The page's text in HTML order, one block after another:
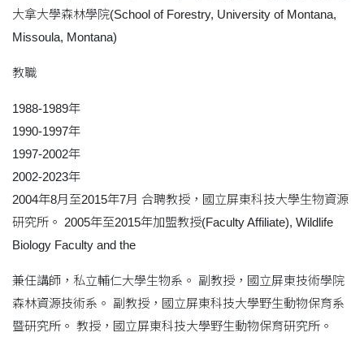
大拿大學森林學院(School of Forestry, University of Montana,
Missoula, Montana)
教職
1988-1989年
1990-1997年
1997-2002年
2002-2023年
2004年8月至2015年7月 合聘教授，國立屏東科技大學生物資源
研究所。 2005年至2015年加盟教授(Faculty Affiliate), Wildlife
Biology Faculty and the
兼任講師，私立輔仁大學生物系。 副教授，國立屏東技術學院
森林資源技術系。 副教授，國立屏東科技大學野生動物保育系
暨研究所。 教授，國立屏東科技大學野生動物保育研究所。